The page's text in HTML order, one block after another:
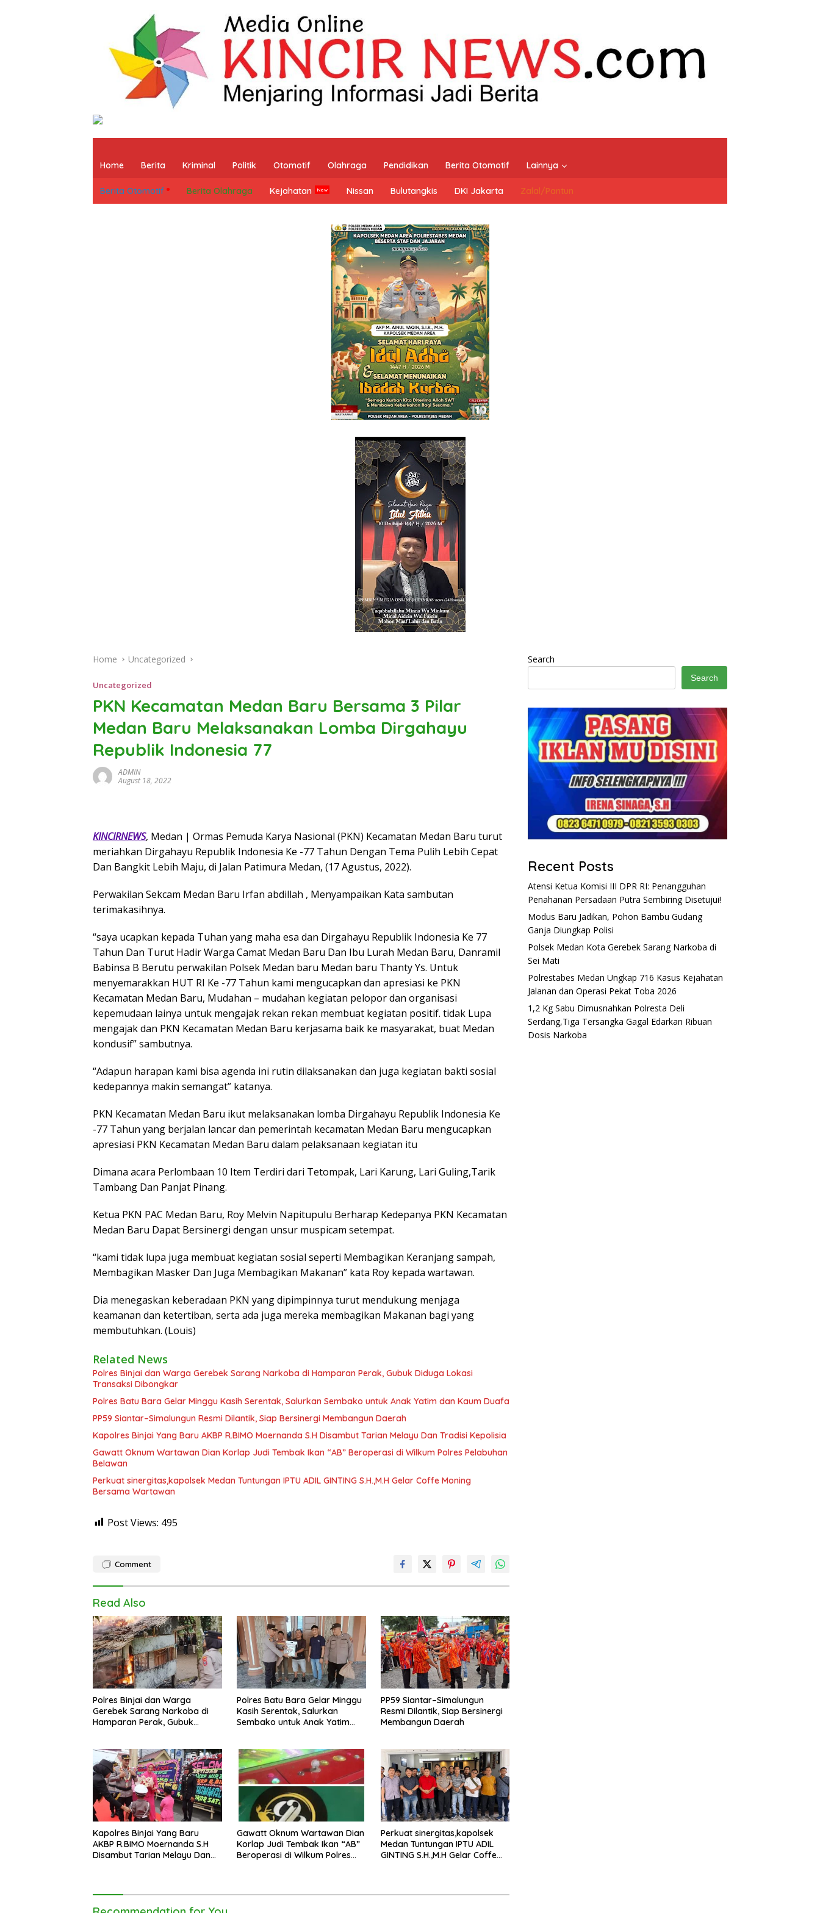
Home Berita Kriminal Politik Otomotif Olahraga Pendidikan Berita Otomotif Lainnya
Berita Otomotif Berita Olahraga Kejahatan Nissan Bulutangkis DKI Jakarta Zalal/Pantun
Home Uncategorized
Uncategorized
PKN Kecamatan Medan Baru Bersama 3 Pilar
Medan Baru Melaksanakan Lomba Dirgahayu
Republik Indonesia 77
ADMIN
August 18, 2022
KINCIRNEWS, Medan | Ormas Pemuda Karya Nasional (PKN) Kecamatan Medan Baru turut
meriahkan Dirgahayu Republik Indonesia Ke -77 Tahun Dengan Tema Pulih Lebih Cepat
Dan Bangkit Lebih Maju, di Jalan Patimura Medan, (17 Agustus, 2022).
Perwakilan Sekcam Medan Baru Irfan abdillah , Menyampaikan Kata sambutan
terimakasihnya.
“saya ucapkan kepada Tuhan yang maha esa dan Dirgahayu Republik Indonesia Ke 77
Tahun Dan Turut Hadir Warga Camat Medan Baru Dan Ibu Lurah Medan Baru, Danramil
Babinsa B Berutu perwakilan Polsek Medan baru Medan baru Thanty Ys. Untuk
menyemarakkan HUT RI Ke -77 Tahun kami mengucapkan dan apresiasi ke PKN
Kecamatan Medan Baru, Mudahan – mudahan kegiatan pelopor dan organisasi
kepemudaan lainya untuk mengajak rekan rekan membuat kegiatan positif. tidak Lupa
mengajak dan PKN Kecamatan Medan Baru kerjasama baik ke masyarakat, buat Medan
kondusif” sambutnya.
“Adapun harapan kami bisa agenda ini rutin dilaksanakan dan juga kegiatan bakti sosial
kedepannya makin semangat” katanya.
PKN Kecamatan Medan Baru ikut melaksanakan lomba Dirgahayu Republik Indonesia Ke
-77 Tahun yang berjalan lancar dan pemerintah kecamatan Medan Baru mengucapkan
apresiasi PKN Kecamatan Medan Baru dalam pelaksanaan kegiatan itu
Dimana acara Perlombaan 10 Item Terdiri dari Tetompak, Lari Karung, Lari Guling,Tarik
Tambang Dan Panjat Pinang.
Ketua PKN PAC Medan Baru, Roy Melvin Napitupulu Berharap Kedepanya PKN Kecamatan
Medan Baru Dapat Bersinergi dengan unsur muspicam setempat.
“kami tidak lupa juga membuat kegiatan sosial seperti Membagikan Keranjang sampah,
Membagikan Masker Dan Juga Membagikan Makanan” kata Roy kepada wartawan.
Dia menegaskan keberadaan PKN yang dipimpinnya turut mendukung menjaga
keamanan dan ketertiban, serta ada juga mereka membagikan Makanan bagi yang
membutuhkan. (Louis)
Related News
Polres Binjai dan Warga Gerebek Sarang Narkoba di Hamparan Perak, Gubuk Diduga Lokasi
Transaksi Dibongkar
Polres Batu Bara Gelar Minggu Kasih Serentak, Salurkan Sembako untuk Anak Yatim dan Kaum Duafa
PP59 Siantar–Simalungun Resmi Dilantik, Siap Bersinergi Membangun Daerah
Kapolres Binjai Yang Baru AKBP R.BIMO Moernanda S.H Disambut Tarian Melayu Dan Tradisi Kepolisia
Gawatt Oknum Wartawan Dian Korlap Judi Tembak Ikan “AB” Beroperasi di Wilkum Polres Pelabuhan
Belawan
Perkuat sinergitas,kapolsek Medan Tuntungan IPTU ADIL GINTING S.H.,M.H Gelar Coffe Moning
Bersama Wartawan
Post Views: 495
Comment
Read Also
Polres Binjai dan Warga
Gerebek Sarang Narkoba di
Hamparan Perak, Gubuk
Polres Batu Bara Gelar Minggu
Kasih Serentak, Salurkan
Sembako untuk Anak Yatim
PP59 Siantar–Simalungun
Resmi Dilantik, Siap Bersinergi
Membangun Daerah
Kapolres Binjai Yang Baru
AKBP R.BIMO Moernanda S.H
Disambut Tarian Melayu Dan
Gawatt Oknum Wartawan Dian
Korlap Judi Tembak Ikan “AB”
Beroperasi di Wilkum Polres
Perkuat sinergitas,kapolsek
Medan Tuntungan IPTU ADIL
GINTING S.H.,M.H Gelar Coffe
Search
Search
Recent Posts
Atensi Ketua Komisi III DPR RI: Penangguhan
Penahanan Persadaan Putra Sembiring Disetujui!
Modus Baru Jadikan, Pohon Bambu Gudang
Ganja Diungkap Polisi
Polsek Medan Kota Gerebek Sarang Narkoba di
Sei Mati
Polrestabes Medan Ungkap 716 Kasus Kejahatan
Jalanan dan Operasi Pekat Toba 2026
1,2 Kg Sabu Dimusnahkan Polresta Deli
Serdang,Tiga Tersangka Gagal Edarkan Ribuan
Dosis Narkoba